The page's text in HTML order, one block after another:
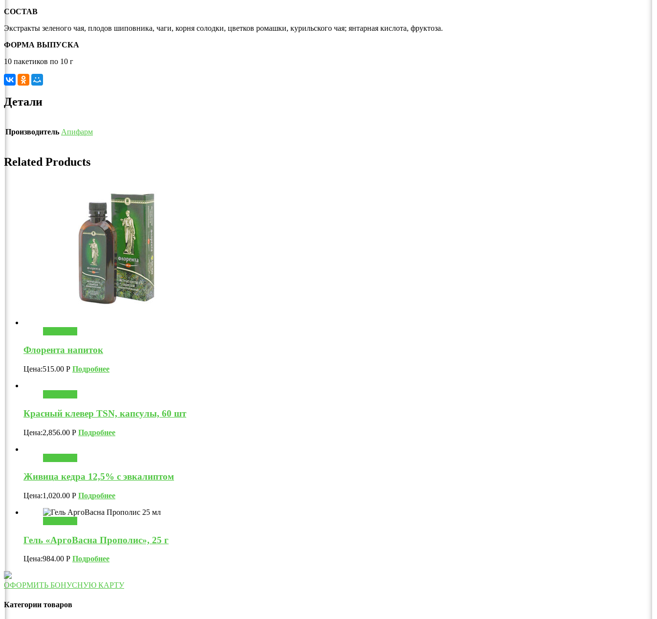
СОСТАВ
Экстракты зеленого чая, плодов шиповника, чаги, корня солодки, цветков ромашки, курильского чая; янтарная кислота, фруктоза.
ФОРМА ВЫПУСКА
10 пакетиков по 10 г
Детали
Производитель Апифарм
Related Products
Флорента напиток
Цена:515.00 Р Подробнее
Красный клевер ТSN, капсулы, 60 шт
Цена:2,856.00 Р Подробнее
Живица кедра 12,5% с эвкалиптом
Цена:1,020.00 Р Подробнее
Гель «АргоВасна Прополис», 25 г
Цена:984.00 Р Подробнее
ОФОРМИТЬ БОНУСНУЮ КАРТУ
Категории товаров